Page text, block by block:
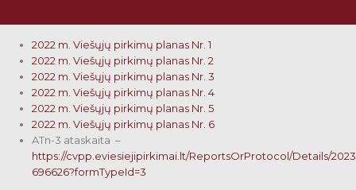
2022 m. Viešųjų pirkimų planas Nr. 1
2022 m. Viešųjų pirkimų planas Nr. 2
2022 m. Viešųjų pirkimų planas Nr. 3
2022 m. Viešųjų pirkimų planas Nr. 4
2022 m. Viešųjų pirkimų planas Nr. 5
2022 m. Viešųjų pirkimų planas Nr. 6
ATn-3 ataskaita –
https://cvpp.eviesiejipirkimai.lt/ReportsOrProtocol/Details/
696626?formTypeId=3